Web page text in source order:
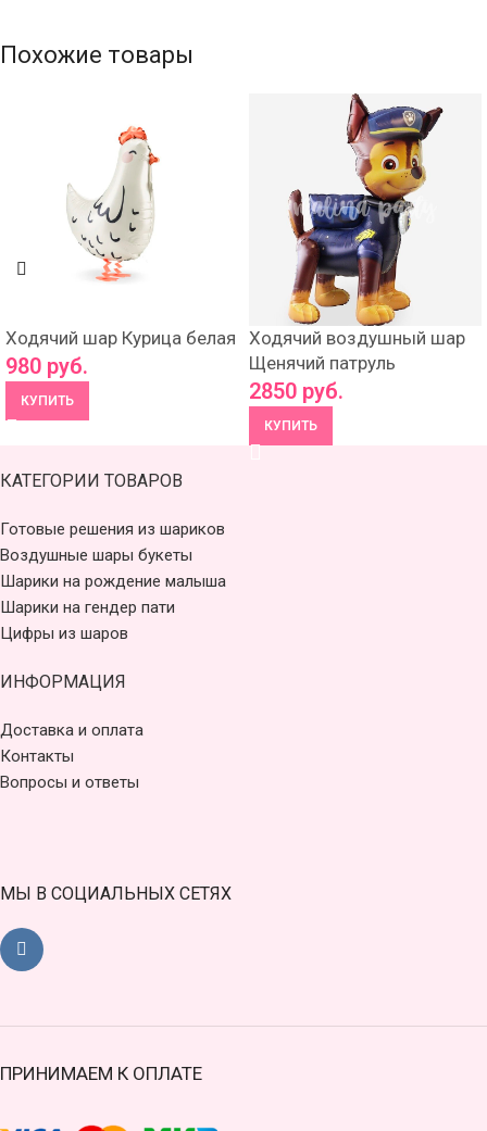
Похожие товары
Ходячий шар Курица белая
980 руб.
КУПИТЬ
Ходячий воздушный шар
Щенячий патруль
2850 руб.
КУПИТЬ
КАТЕГОРИИ ТОВАРОВ
Готовые решения из шариков
Воздушные шары букеты
Шарики на рождение малыша
Шарики на гендер пати
Цифры из шаров
ИНФОРМАЦИЯ
Доставка и оплата
Контакты
Вопросы и ответы
МЫ В СОЦИАЛЬНЫХ СЕТЯХ
ПРИНИМАЕМ К ОПЛАТЕ